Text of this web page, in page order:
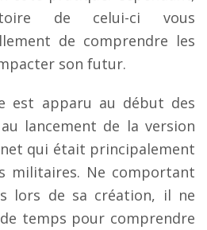
de celui-ci vous
de comprendre les
son futur.
est apparu au début des
lancement de la version
qui était principalement
militaires. Ne comportant
lors de sa création, il ne
temps pour comprendre